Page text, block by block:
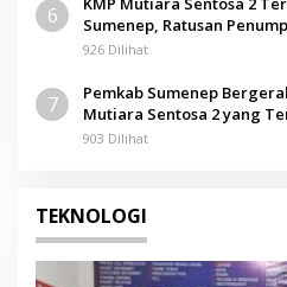
6
Sumenep, Ratusan
926 Dilihat
7
Pemkab Sumenep
Mutiara Sentosa 2 yang
903 Dilihat
TEKNOLOGI